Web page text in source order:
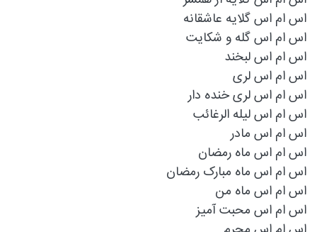
اس ام اس گلایه عاشقانه
اس ام اس گله و شکایت
اس ام اس لبخند
اس ام اس لری
اس ام اس لری خنده دار
اس ام اس لیله الرغائب
اس ام اس مادر
اس ام اس ماه رمضان
اس ام اس ماه مبارک رمضان
اس ام اس ماه من
اس ام اس محبت آمیز